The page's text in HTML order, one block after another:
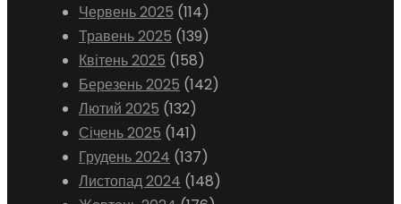
Червень 2025 (114)
Травень 2025 (139)
Квітень 2025 (158)
Березень 2025 (142)
Лютий 2025 (132)
Січень 2025 (141)
Грудень 2024 (137)
Листопад 2024 (148)